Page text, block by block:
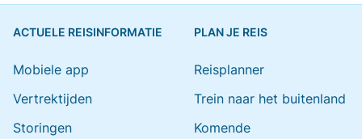
ACTUELE REISINFORMATIE
Mobiele app
Vertrektijden
Storingen
PLAN JE REIS
Reisplanner
Trein naar het buitenland
Komende